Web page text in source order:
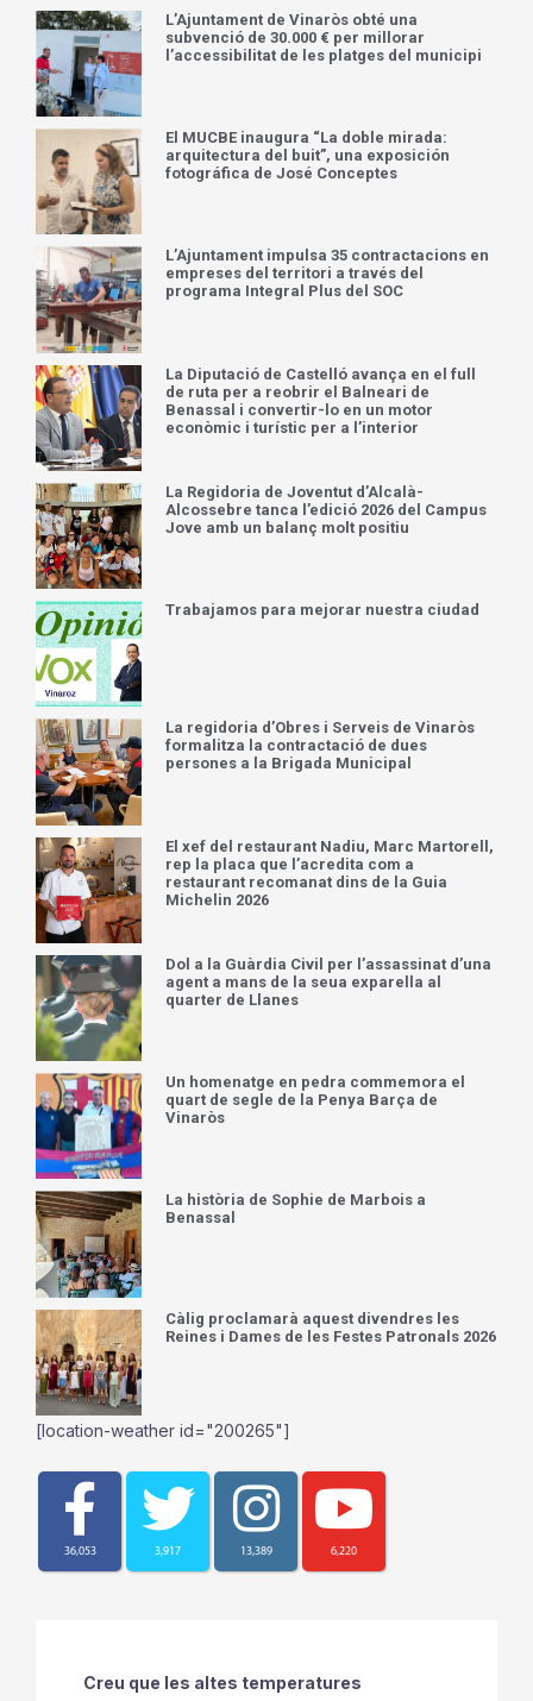
L’Ajuntament de Vinaròs obté una
subvenció de 30.000 € per millorar
l’accessibilitat de les platges del municipi
El MUCBE inaugura “La doble mirada:
arquitectura del buit”, una exposición
fotográfica de José Conceptes
L’Ajuntament impulsa 35 contractacions en
empreses del territori a través del
programa Integral Plus del SOC
La Diputació de Castelló avança en el full
de ruta per a reobrir el Balneari de
Benassal i convertir-lo en un motor
econòmic i turístic per a l’interior
La Regidoria de Joventut d’Alcalà-
Alcossebre tanca l’edició 2026 del Campus
Jove amb un balanç molt positiu
Trabajamos para mejorar nuestra ciudad
La regidoria d’Obres i Serveis de Vinaròs
formalitza la contractació de dues
persones a la Brigada Municipal
El xef del restaurant Nadiu, Marc Martorell,
rep la placa que l’acredita com a
restaurant recomanat dins de la Guia
Michelin 2026
Dol a la Guàrdia Civil per l’assassinat d’una
agent a mans de la seua exparella al
quarter de Llanes
Un homenatge en pedra commemora el
quart de segle de la Penya Barça de
Vinaròs
La història de Sophie de Marbois a
Benassal
Càlig proclamarà aquest divendres les
Reines i Dames de les Festes Patronals 2026
[location-weather id="200265"]
36,053 3,917 13,389 6,220
Creu que les altes temperatures